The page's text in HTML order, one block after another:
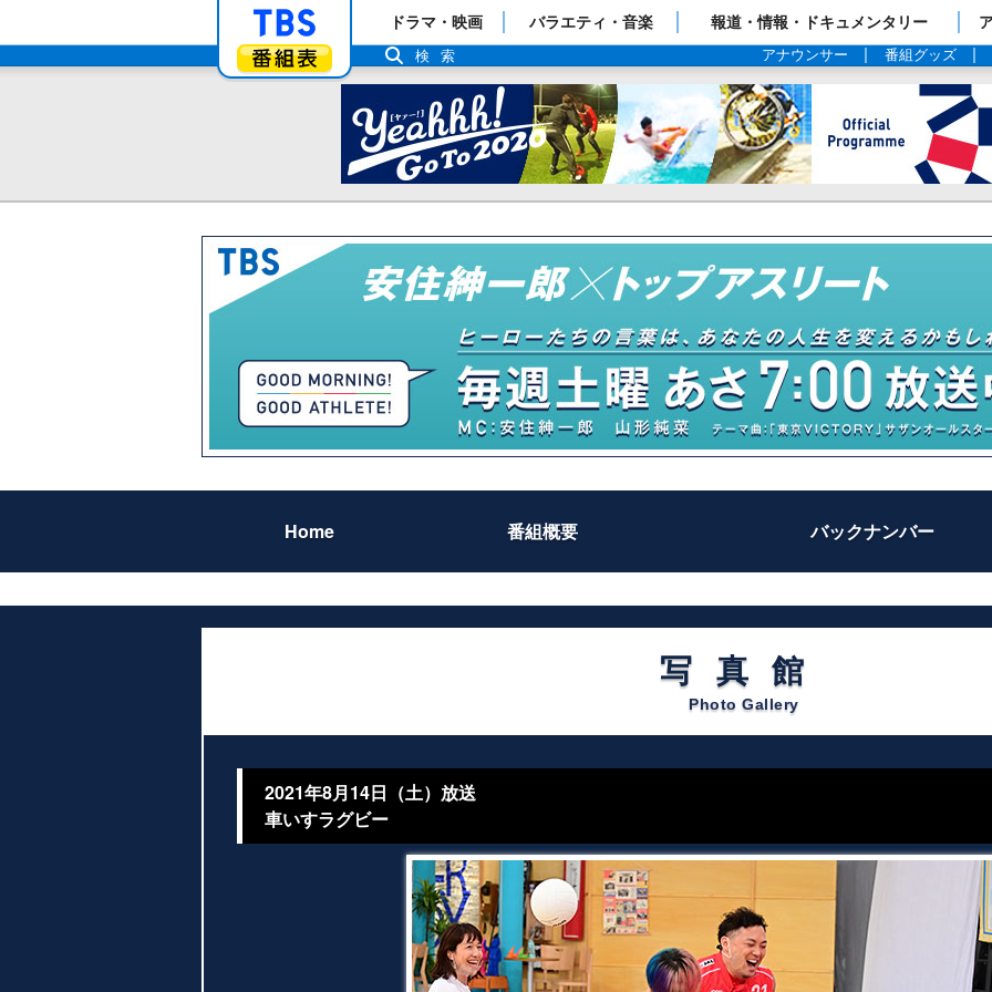
「TBSテレビ」トップページ
番組表
ドラマ・映画 バラエティ・音楽 報道・情報・ドキュメンタリー
アナウンサー 番組グッズ
検索
Home 番組概要 バックナンバー
写真館
Photo Gallery
2021年8月14日（土）放送
車いすラグビー